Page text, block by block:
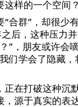
这样的一个空间？
“合群”，却很少
后，这种压力
”，朋友或许会
们学会了隐藏
正在打破这种沉
，源于真实的表